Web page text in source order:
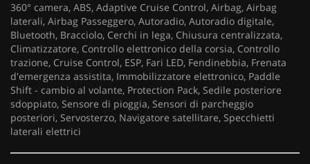
360° camera, ABS, Adaptive Cruise Control, Airbag, Airbag
laterali, Airbag Passeggero, Autoradio, Autoradio digitale,
Bluetooth, Bracciolo, Cerchi in lega, Chiusura centralizzata,
Climatizzatore, Controllo elettronico della corsia, Controllo
trazione, Cruise Control, ESP, Fari LED, Fendinebbia, Frenata
d'emergenza assistita, Immobilizzatore elettronico, Paddle
Shift - cambio al volante, Protection Pack, Sedile posteriore
sdoppiato, Sensore di pioggia, Sensori di parcheggio
posteriori, Servosterzo, Navigatore satellitare, Specchietti
laterali elettrici